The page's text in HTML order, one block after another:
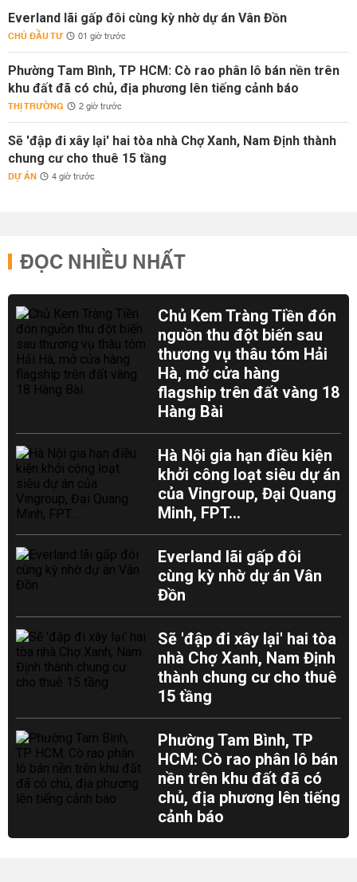
Everland lãi gấp đôi cùng kỳ nhờ dự án Vân Đồn
CHỦ ĐẦU TƯ 01 giờ trước
Phường Tam Bình, TP HCM: Cò rao phân lô bán nền trên
khu đất đã có chủ, địa phương lên tiếng cảnh báo
THỊ TRƯỜNG 2 giờ trước
Sẽ 'đập đi xây lại' hai tòa nhà Chợ Xanh, Nam Định thành
chung cư cho thuê 15 tầng
DỰ ÁN 4 giờ trước
ĐỌC NHIỀU NHẤT
Chủ Kem Tràng Tiền đón
nguồn thu đột biến sau
thương vụ thâu tóm Hải
Hà, mở cửa hàng
flagship trên đất vàng 18
Hàng Bài
Hà Nội gia hạn điều kiện
khởi công loạt siêu dự án
của Vingroup, Đại Quang
Minh, FPT...
Everland lãi gấp đôi
cùng kỳ nhờ dự án Vân
Đồn
Sẽ 'đập đi xây lại' hai tòa
nhà Chợ Xanh, Nam Định
thành chung cư cho thuê
15 tầng
Phường Tam Bình, TP
HCM: Cò rao phân lô bán
nền trên khu đất đã có
chủ, địa phương lên tiếng
cảnh báo